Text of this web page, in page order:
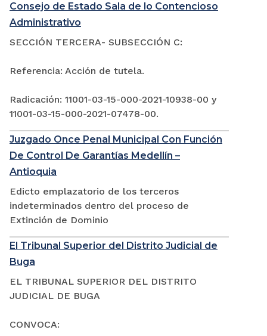
Consejo de Estado Sala de lo Contencioso
Administrativo
SECCIÓN TERCERA- SUBSECCIÓN C:
Referencia: Acción de tutela.
Radicación: 11001-03-15-000-2021-10938-00 y
11001-03-15-000-2021-07478-00.
Juzgado Once Penal Municipal Con Función
De Control De Garantías Medellín –
Antioquia
Edicto emplazatorio de los terceros
indeterminados dentro del proceso de
Extinción de Dominio
El Tribunal Superior del Distrito Judicial de
Buga
EL TRIBUNAL SUPERIOR DEL DISTRITO
JUDICIAL DE BUGA
CONVOCA: